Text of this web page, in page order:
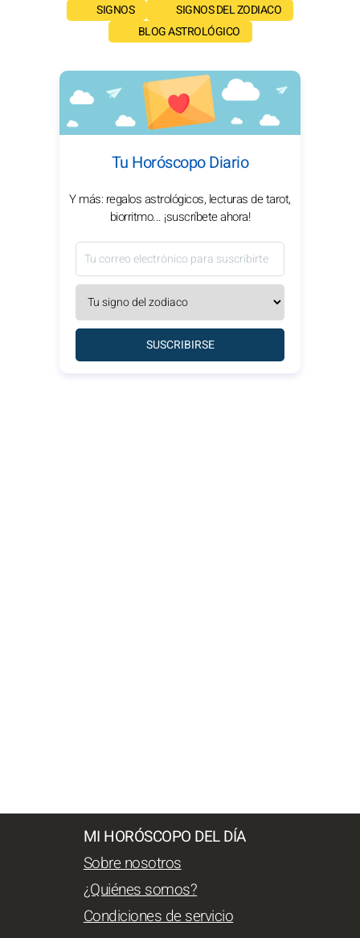
SIGNOS
SIGNOS DEL ZODIACO
BLOG ASTROLÓGICO
Tu Horóscopo Diario
Y más: regalos astrológicos, lecturas de tarot,
biorritmo... ¡suscríbete ahora!
SUSCRIBIRSE
MI HORÓSCOPO DEL DÍA
Sobre nosotros
¿Quiénes somos?
Condiciones de servicio